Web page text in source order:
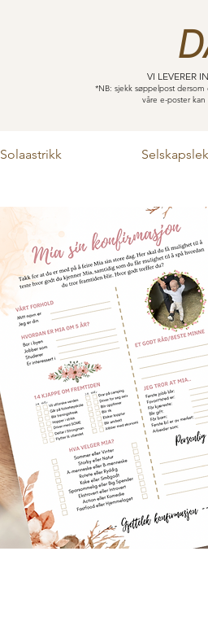
VI LEVERER
*NB: sjekk søppelpost
våre e-poster
Solaastrikk